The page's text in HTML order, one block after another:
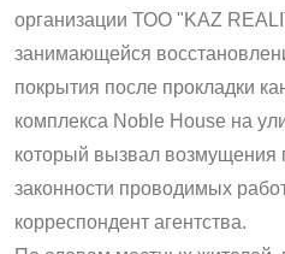
организации ТОО "KAZ
занимающейся
покрытия после прокладки
комплекса Noble House на
который вызвал возмущения
законности проводимых
корреспондент агентства.